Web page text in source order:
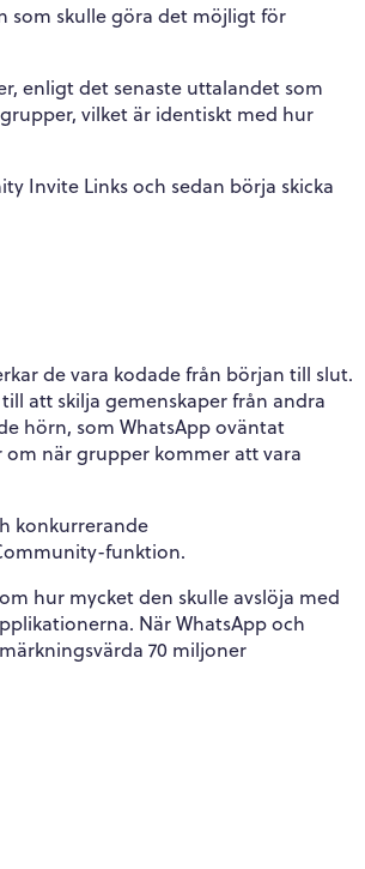
som skulle göra det möjligt för
enligt det senaste uttalandet som
vilket är identiskt med hur
Invite Links och sedan börja skicka
de vara kodade från början till slut.
att skilja gemenskaper från andra
hörn, som WhatsApp oväntat
när grupper kommer att vara
konkurrerande
funktion.
hur mycket den skulle avslöja med
När WhatsApp och
70 miljoner